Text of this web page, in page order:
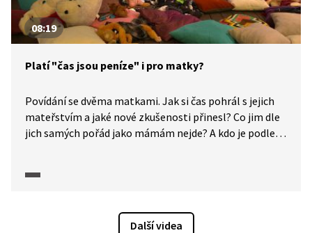
08:19
Platí "čas jsou peníze" i pro matky?
Povídání se dvěma matkami. Jak si čas pohrál s jejich
mateřstvím a jaké nové zkušenosti přinesl? Co jim dle
jich samých pořád jako mámám nejde? A kdo je podle
Další videa